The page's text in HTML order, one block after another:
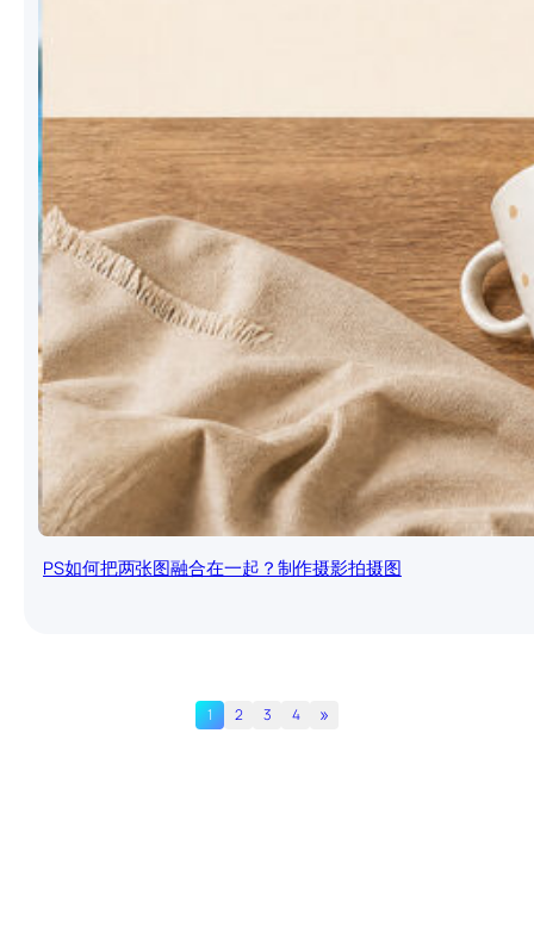
PS如何把两张图融合在一起？制作摄影拍摄图
1 2 3 4 »